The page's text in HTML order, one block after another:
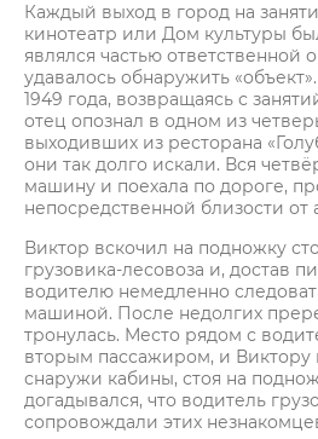
Каждый выход в город на
кинотеатр или Дом культуры
являлся частью ответственной
удавалось обнаружить
1949 года, возвращаясь с
отец опознал в одном из
выходивших из ресторана
они так долго искали. Вся
машину и поехала по дороге,
непосредственной близости от
Виктор вскочил на подножку
грузовика-лесовоза и, достав
водителю немедленно
машиной. После недолгих
тронулась. Место рядом с
вторым пассажиром, и Виктору
снаружи кабины, стоя на
догадывался, что водитель
сопровождали этих